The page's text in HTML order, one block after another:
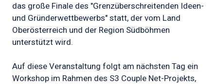
das große Finale des "Grenzüberschreitenden Ideen-
und Gründerwettbewerbs" statt, der vom Land
Oberösterreich und der Region Südböhmen
unterstützt wird.
Auf diese Veranstaltung folgt am nächsten Tag ein
Workshop im Rahmen des S3 Couple Net-Projekts,